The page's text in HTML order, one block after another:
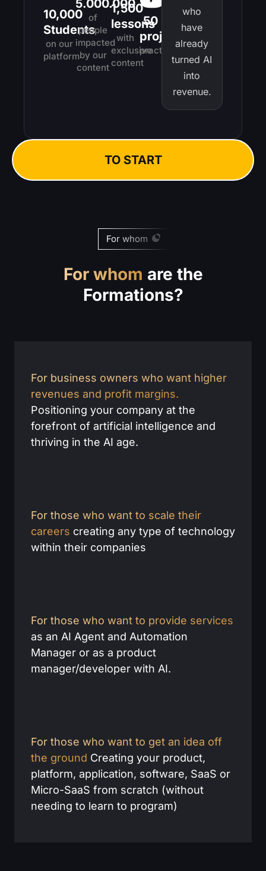
10,000
Students
on our
platform
5.000.000
of
people
impacted
by our
content
1,500
lessons
with
exclusive
content
50
projects
practical
who
have
already
turned AI
into
revenue.
TO START
For whom
For whom are the
Formations?
For business owners who want higher
revenues and profit margins.
Positioning your company at the
forefront of artificial intelligence and
thriving in the AI age.
For those who want to scale their
careers creating any type of technology
within their companies
For those who want to provide services
as an AI Agent and Automation
Manager or as a product
manager/developer with AI.
For those who want to get an idea off
the ground Creating your product,
platform, application, software, SaaS or
Micro-SaaS from scratch (without
needing to learn to program)